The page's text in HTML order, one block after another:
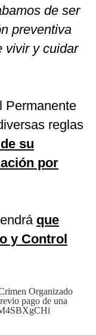
de ser
preventiva
vivir y cuidar
Permanente
reglas
su
por
que
y Control
Organizado
pago de una